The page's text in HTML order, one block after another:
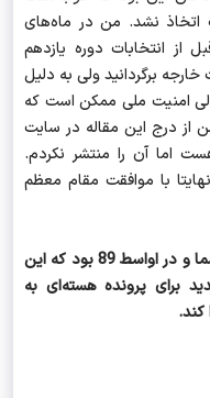
اتخاذ نشد. من در ماه‌های
قبل از انتخابات دوره یازدهم
برگردانید ولی به دلیل
امنیت ملی ممکن است که
از درج این مقاله در سایت
اما آن را منتشر نکردم.
با موافقت مقام معظم
اشاره کردید به این که به نوعی در زمان شما و در اواسط 89 بود که این
برای پرونده هسته‌ای به